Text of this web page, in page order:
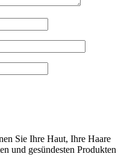
Sie Ihre Haut, Ihre Haare
und gesündesten Produkten